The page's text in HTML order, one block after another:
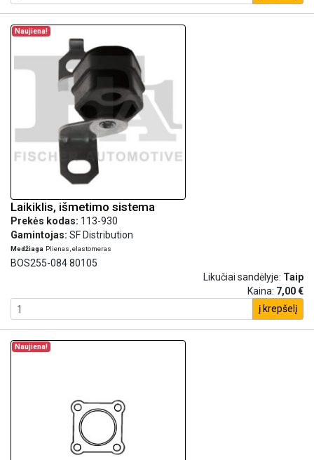
Naujiena!
Laikiklis, išmetimo sistema
Prekės kodas: 113-930
Gamintojas: SF Distribution
Medžiaga Plienas, elastomeras
BOS255-084 80105
Likučiai sandėlyje: Taip
Kaina: 7,00 €
į krepšelį
Naujiena!